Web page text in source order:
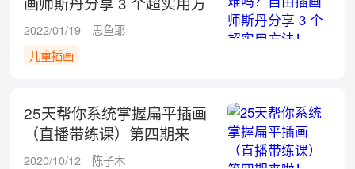
法！
2022/01/19
思鱼耶
儿童插画
25天帮你系统掌握扁平插画
（直播带练课）第四期来
啦！
2020/10/12
陈子木